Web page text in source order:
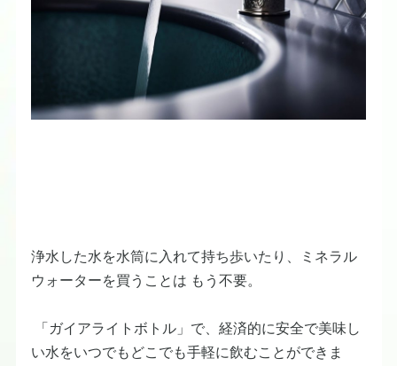
浄水した水を水筒に入れて持ち歩いたり、ミネラル
ウォーターを買うことは もう不要。
「ガイアライトボトル」で、経済的に安全で美味し
い水をいつでもどこでも手軽に飲むことができま